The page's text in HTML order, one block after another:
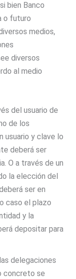
bien Banco
o futuro
medios,
diversos
al medio
del usuario de
de los
usuario y clave lo
deberá ser
O a través de un
la elección del
ser en
caso el plazo
y la
depositar para
delegaciones
concreto se